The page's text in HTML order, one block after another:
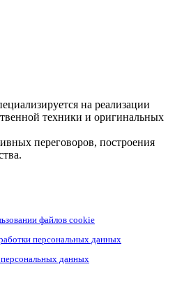
на реализации
техники и оригинальных
переговоров, построения
файлов cookie
персональных данных
данных